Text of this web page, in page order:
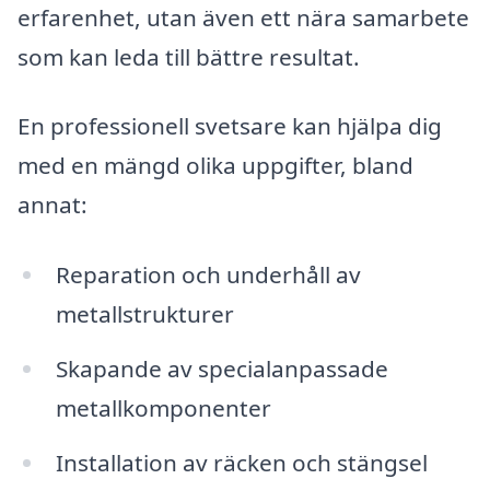
erfarenhet, utan även ett nära samarbete
som kan leda till bättre resultat.
En professionell svetsare kan hjälpa dig
med en mängd olika uppgifter, bland
annat:
Reparation och underhåll av
metallstrukturer
Skapande av specialanpassade
metallkomponenter
Installation av räcken och stängsel